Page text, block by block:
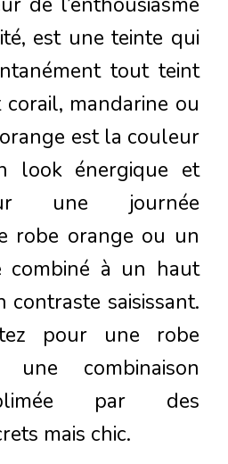
est une teinte qui
tout teint
corail, mandarine ou
est la couleur
look énergique et
une journée
robe orange ou un
combiné à un haut
contraste saisissant.
pour une robe
combinaison
par des
mais chic.